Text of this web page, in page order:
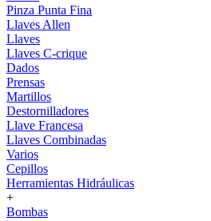
Pinza Punta Fina
Llaves Allen
Llaves
Llaves C-crique
Dados
Prensas
Martillos
Destornilladores
Llave Francesa
Llaves Combinadas
Varios
Cepillos
Herramientas Hidráulicas
+
Bombas